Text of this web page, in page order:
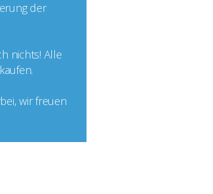
der
nichts! Alle
wir freuen